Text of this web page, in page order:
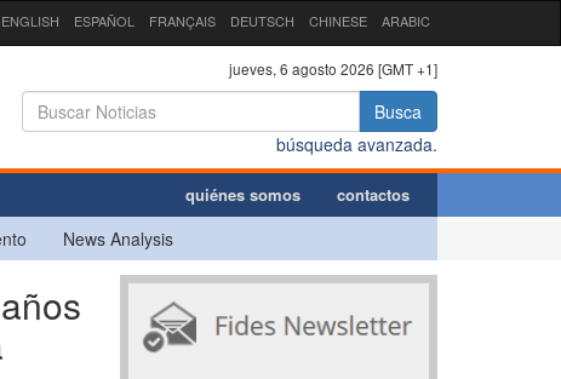
ENGLISH ESPAÑOL FRANÇAIS DEUTSCH CHINESE ARABIC
jueves, 6 agosto 2026 [GMT +1]
Busca
búsqueda avanzada.
quiénes somos contactos
News Analysis